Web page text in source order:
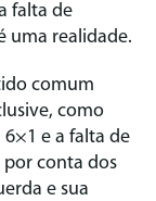
falta de
uma realidade.
comum
como
e a falta de
conta dos
e sua